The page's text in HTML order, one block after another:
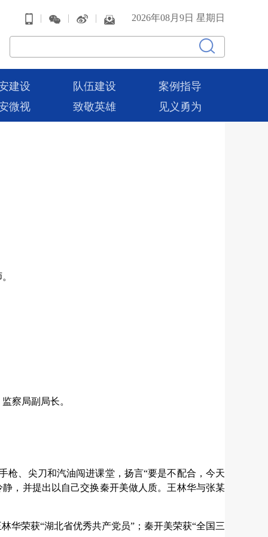
| | | 2026年08月9日 星期日
建设 队伍建设
案例指导
微视
致敬英雄 见义勇为
察局副局长。
枪、尖刀和汽油闯进课堂，扬言“要是不配合，今天
，并提出以自己交换秦开美做人质。王林华与张某
华荣获“湖北省优秀共产党员”；秦开美荣获“全国三